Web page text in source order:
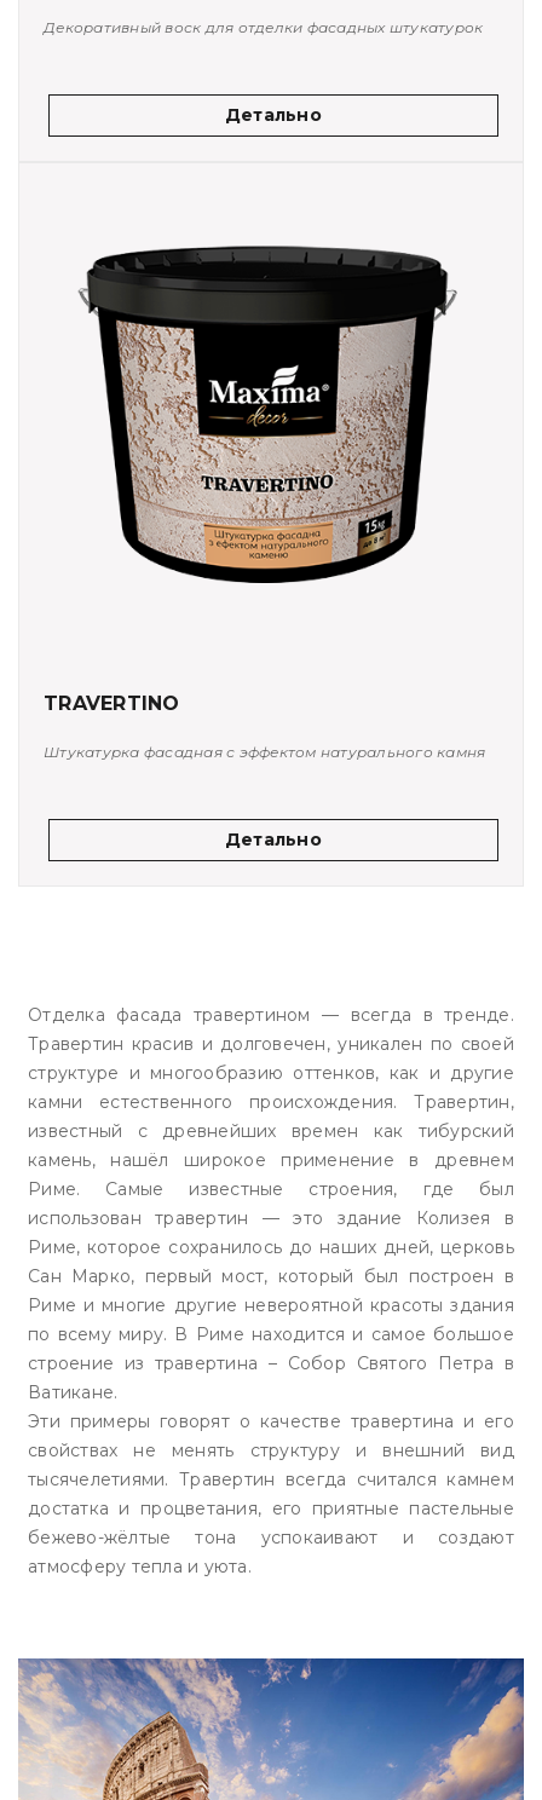
Декоративный воск для отделки фасадных штукатурок
Детально
TRAVERTINO
Штукатурка фасадная с эффектом натурального камня
Детально
Отделка фасада травертином — всегда в тренде.
Травертин красив и долговечен, уникален по своей
структуре и многообразию оттенков, как и другие
камни естественного происхождения. Травертин,
известный с древнейших времен как тибурский
камень, нашёл широкое применение в древнем
Риме. Самые известные строения, где был
использован травертин — это здание Колизея в
Риме, которое сохранилось до наших дней, церковь
Сан Марко, первый мост, который был построен в
Риме и многие другие невероятной красоты здания
по всему миру. В Риме находится и самое большое
строение из травертина – Собор Святого Петра в
Ватикане.
Эти примеры говорят о качестве травертина и его
свойствах не менять структуру и внешний вид
тысячелетиями. Травертин всегда считался камнем
достатка и процветания, его приятные пастельные
бежево-жёлтые тона успокаивают и создают
атмосферу тепла и уюта.